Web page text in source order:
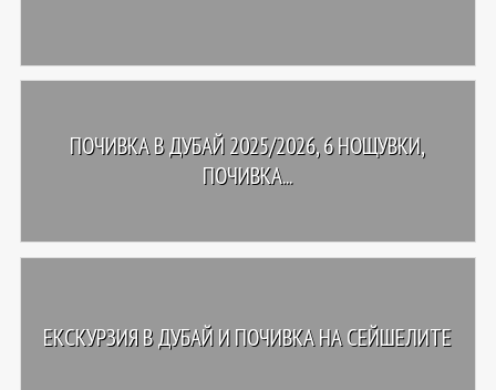
ПОЧИВКА В ДУБАЙ 2025/2026, 6 НОЩУВКИ,
ПОЧИВКА...
ЕКСКУРЗИЯ В ДУБАЙ И ПОЧИВКА НА СЕЙШЕЛИТЕ